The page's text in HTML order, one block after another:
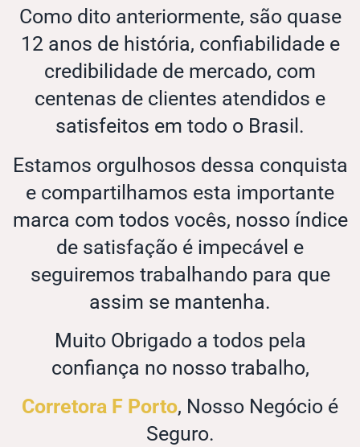
Como dito anteriormente, são quase
12 anos de história, confiabilidade e
credibilidade de mercado, com
centenas de clientes atendidos e
satisfeitos em todo o Brasil.
Estamos orgulhosos dessa conquista
e compartilhamos esta importante
marca com todos vocês, nosso índice
de satisfação é impecável e
seguiremos trabalhando para que
assim se mantenha.
Muito Obrigado a todos pela
confiança no nosso trabalho,
Corretora F Porto, Nosso Negócio é
Seguro.